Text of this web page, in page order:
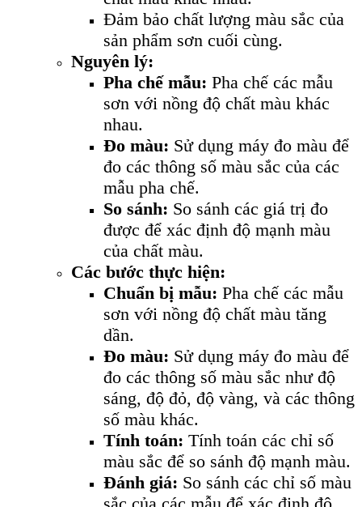
Đảm bảo chất lượng màu sắc của
sản phẩm sơn cuối cùng.
Nguyên lý:
Pha chế mẫu: Pha chế các mẫu
sơn với nồng độ chất màu khác
nhau.
Đo màu: Sử dụng máy đo màu để
đo các thông số màu sắc của các
mẫu pha chế.
So sánh: So sánh các giá trị đo
được để xác định độ mạnh màu
của chất màu.
Các bước thực hiện:
Chuẩn bị mẫu: Pha chế các mẫu
sơn với nồng độ chất màu tăng
dần.
Đo màu: Sử dụng máy đo màu để
đo các thông số màu sắc như độ
sáng, độ đỏ, độ vàng, và các thông
số màu khác.
Tính toán: Tính toán các chỉ số
màu sắc để so sánh độ mạnh màu.
Đánh giá: So sánh các chỉ số màu